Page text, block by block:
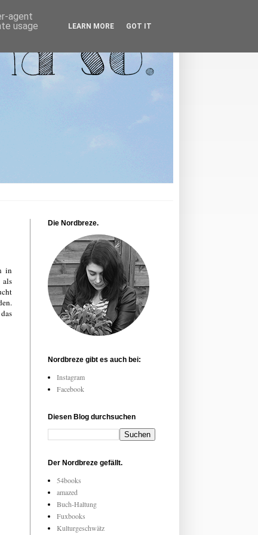
in
als
Die Nordbreze.
Nordbreze gibt es auch bei:
Instagram
Facebook
Diesen Blog durchsuchen
Der Nordbreze gefällt.
54books
amazed
Buch-Haltung
Fuxbooks
Kulturgeschwätz
agent
usage
LEARN MORE GOT IT